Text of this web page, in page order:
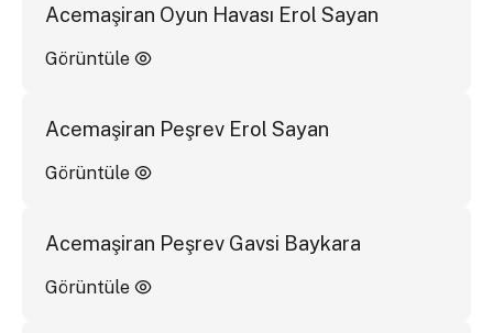
Acemaşiran Oyun Havası Erol Sayan
Görüntüle
Acemaşiran Peşrev Erol Sayan
Görüntüle
Acemaşiran Peşrev Gavsi Baykara
Görüntüle